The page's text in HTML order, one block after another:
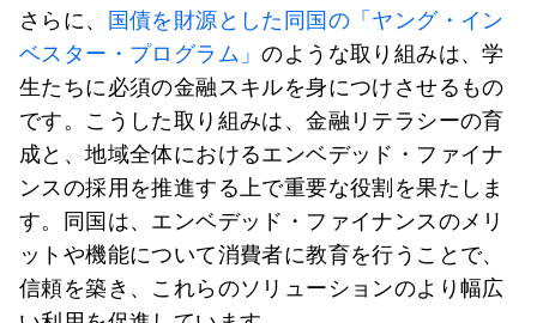
さらに、
国債を財源とした同国の「ヤング・イン
ベスター・プログラム」のような取り組みは、学
生たちに必須の金融スキルを身につけさせるもの
です。こうした取り組みは、金融リテラシーの育
成と、地域全体におけるエンベデッド・ファイナ
ンスの採用を推進する上で重要な役割を果たしま
す。同国は、エンベデッド・ファイナンスのメリ
ットや機能について消費者に教育を行うことで、
信頼を築き、これらのソリューションのより幅広